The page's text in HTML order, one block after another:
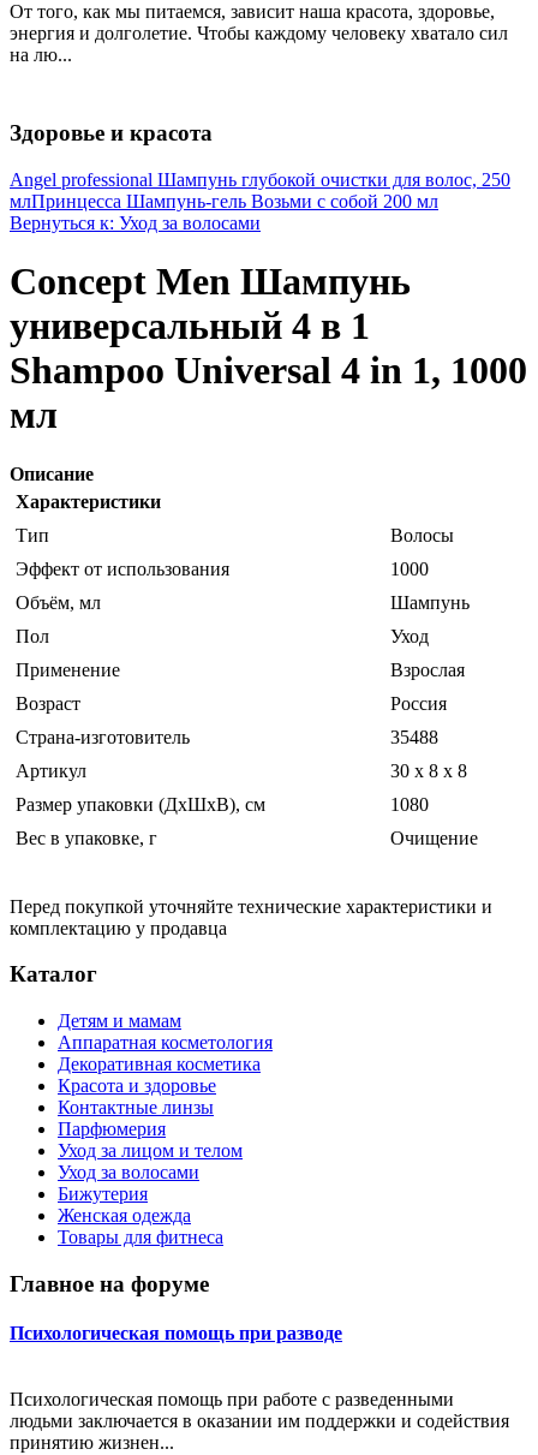
От того, как мы питаемся, зависит наша красота, здоровье,
энергия и долголетие. Чтобы каждому человеку хватало сил
на лю...
Здоровье и красота
Angel professional Шампунь глубокой очистки для волос, 250
млПринцесса Шампунь-гель Возьми с собой 200 мл
Вернуться к: Уход за волосами
Сoncept Men Шампунь
универсальный 4 в 1
Shampoo Universal 4 in 1, 1000
мл
Описание
Характеристики
Тип
Волосы
Эффект от использования
1000
Объём, мл
Шампунь
Пол
Уход
Применение
Взрослая
Возраст
Россия
Страна-изготовитель
35488
Артикул
30 x 8 x 8
Размер упаковки (ДхШхВ), см
1080
Вес в упаковке, г
Очищение
Перед покупкой уточняйте технические характеристики и
комплектацию у продавца
Каталог
Детям и мамам
Аппаратная косметология
Декоративная косметика
Красота и здоровье
Контактные линзы
Парфюмерия
Уход за лицом и телом
Уход за волосами
Бижутерия
Женская одежда
Товары для фитнеса
Главное на форуме
Психологическая помощь при разводе
Психологическая помощь при работе с разведенными
людьми заключается в оказании им поддержки и содействия
принятию жизнен...